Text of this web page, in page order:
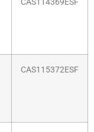
CAS114369ESF
CAS115372ESF